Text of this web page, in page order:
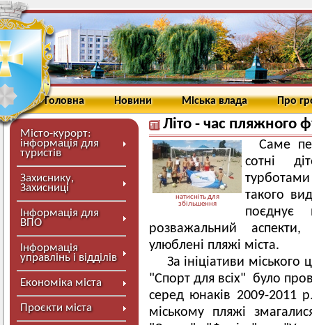
Головна Новини Міська влада Про
Місто-курорт:
інформація для
туристів
Захиснику,
Захисниці
Інформація для
ВПО
Інформація
управлінь і відділів
Економіка міста
Проєкти міста
Літо - час пляжного
натисніть для
збільшення
Саме
сотні
такого
розважальний
улюблені пляжі міста.
За ініціативи
"Спорт для всіх" було
серед юнаків 2009-2011
міському пляжі